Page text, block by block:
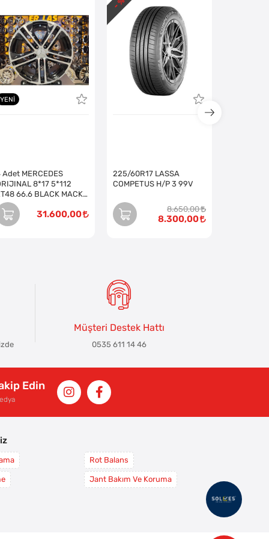
YENI
Adet MERCEDES
8*17 5*112
66.6 BLACK MACK
31.600,00
225/60R17 LASSA
COMPETUS H/P 3 99V
8.650,00
8.300,00
- %
Müşteri Destek Hattı
0535 611 14 46
Edin
Rot Balans
Jant Bakım Ve Koruma